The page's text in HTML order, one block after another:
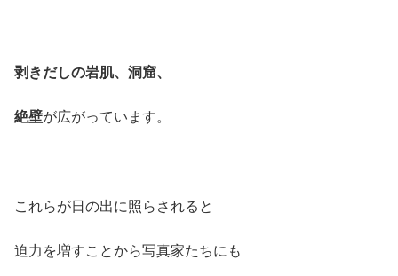
剥きだしの岩肌、洞窟、
絶壁が広がっています。
これらが日の出に照らされると
迫力を増すことから写真家たちにも